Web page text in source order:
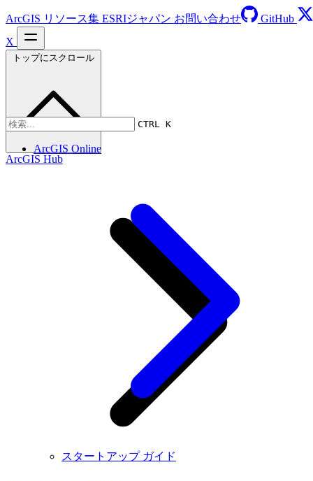
ArcGIS リソース集 ESRIジャパン お問い合わせ
GitHub
X
CTRL K
ArcGIS Online
スタートアップ ガイド
トップにスクロール
ArcGIS Hub